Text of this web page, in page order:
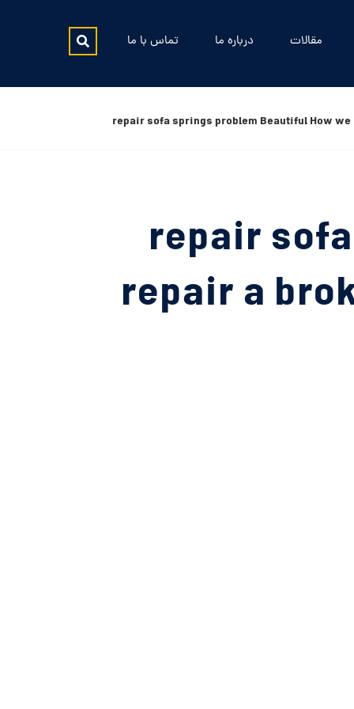
مقالات درباره ما تماس با ما
repair sofa springs problem Beautiful How
repair
repair a